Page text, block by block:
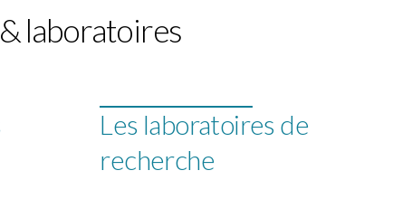
laboratoires
Les laboratoires de
recherche